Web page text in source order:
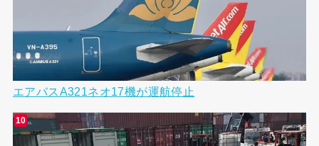
エアバスA321ネオ17機が運航停止